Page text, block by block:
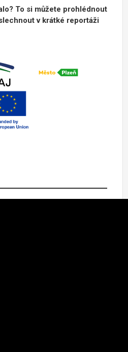
To si můžete prohlédnout
v krátké reportáži